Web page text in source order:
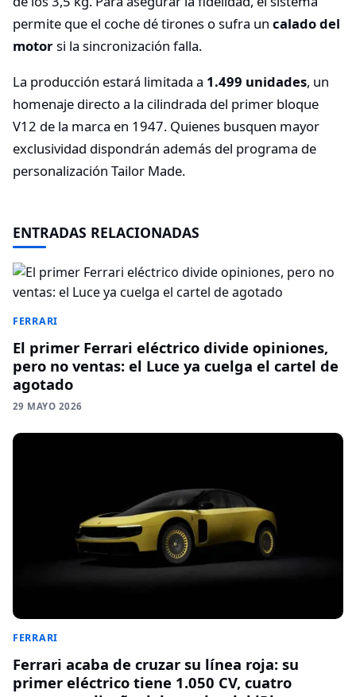
permite que el coche dé tirones o sufra un calado del
motorsi la sincronización falla.
La producción estará limitada a 1.499 unidades, un
homenaje directo a la cilindrada del primer bloque
V12 de la marca en 1947. Quienes busquen mayor
exclusividad dispondrán además del programa de
personalización Tailor Made.
ENTRADAS RELACIONADAS
FERRARI
El primer Ferrari eléctrico divide opiniones,
pero no ventas: el Luce ya cuelga el cartel de
agotado
29 MAYO 2026
FERRARI
Ferrari acaba de cruzar su línea roja: su
primer eléctrico tiene 1.050 CV, cuatro